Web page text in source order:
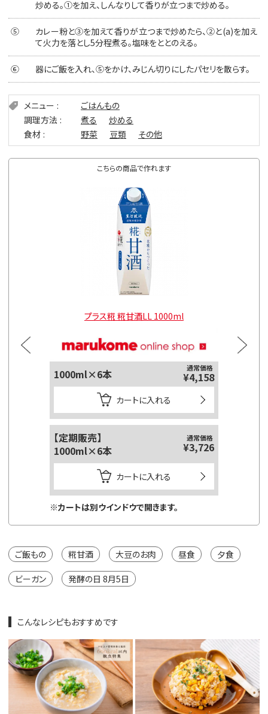
炒める。①を加え、しんなりして香りが立つまで炒める。
⑤
カレー粉と③を加えて香りが立つまで炒めたら、②と(a)を加え
て火力を落とし5分程煮る。塩味をととのえる。
⑥ 器にご飯を入れ、⑤をかけ、みじん切りにしたパセリを散らす。
メニュー
ごはんもの
調理方法
煮る
炒める
食材
野菜 豆類 その他
こちらの商品で作れます
プラス糀 糀甘酒LL 1000ml
1000ml×6本 通常価格
¥4,158
カートに入れる
【定期販売】
1000ml×6本
通常価格
¥3,726
カートに入れる
※カートは別ウインドウで開きます。
ご飯もの 糀甘酒 大豆のお肉 昼食 夕食
ビーガン 発酵の日 8月5日
こんなレシピもおすすめです